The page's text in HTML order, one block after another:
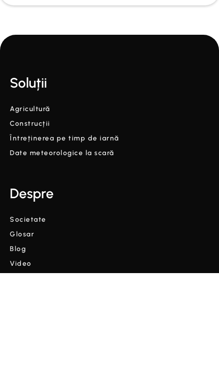
Soluții
Agricultură
Construcții
Întreținerea pe timp de iarnă
Date meteorologice la scară
Despre
Societate
Glosar
Blog
Video